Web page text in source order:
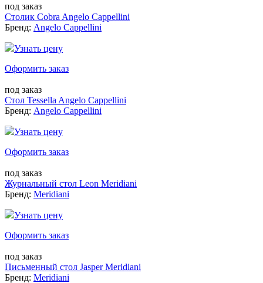
под заказ
Столик Cobra Angelo Cappellini
Бренд: Angelo Cappellini
Узнать цену
Оформить заказ
под заказ
Стол Tessella Angelo Cappellini
Бренд: Angelo Cappellini
Узнать цену
Оформить заказ
под заказ
Журнальный стол Leon Meridiani
Бренд: Meridiani
Узнать цену
Оформить заказ
под заказ
Письменный стол Jasper Meridiani
Бренд: Meridiani